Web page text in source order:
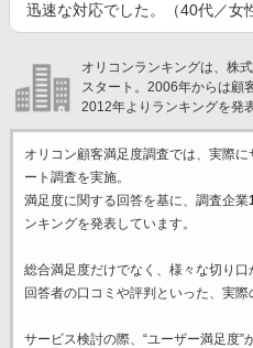
迅速な対応でした。（40代／女
オリコンランキングは、株
スタート。2006年からは顧
2012年よりランキングを発
オリコン顧客満足度調査では、実際
ート調査を実施。
満足度に関する回答を基に、調査企業
ンキングを発表しています。
総合満足度だけでなく、様々な切り口
回答者の口コミや評判といった、実際
サービス検討の際、“ユーザー満足度”